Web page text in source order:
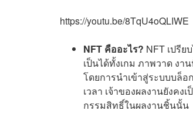
https://youtu.be/8TqU4oQLIWE
NFT คืออะไร? NFT เปรี
เป็นได้ทั้งเกม ภาพวาด งา
โดยการนำเข้าสู่ระบบบล็อ
เวลา เจ้าของผลงานยังคง
กรรมสิทธิ์ในผลงานชิ้นนั้น